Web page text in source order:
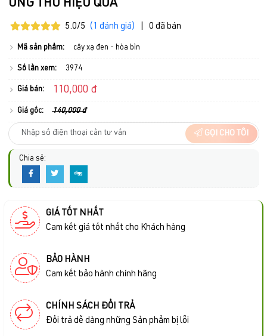
UNG THƯ HIỆU QUẢ
5.0/5 (1 đánh giá) 0 đã bán
Mã sản phẩm: cây xạ đen - hòa bìn
Số lần xem: 3974
Giá bán: 110,000 đ
Giá gốc: 140,000 đ
GỌI CHO TÔI
Chia sẻ:
GIÁ TỐT NHẤT
Cam kết giá tốt nhất cho Khách hàng
BẢO HÀNH
Cam kết bảo hành chính hãng
CHÍNH SÁCH ĐỔI TRẢ
Đổi trả dễ dàng những Sản phẩm bị lỗi